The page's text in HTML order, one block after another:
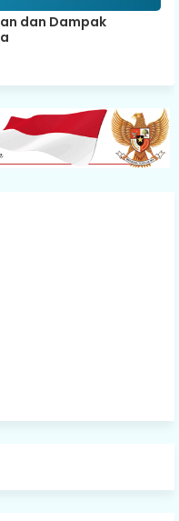
dan Dampak